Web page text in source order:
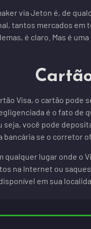
via Jeton é, de
tantos mercados
é claro. Mas é
Visa, o cartão
é o fato de
seja, você pode
se o corretor
qualquer lugar onde o
na Internet ou
em sua